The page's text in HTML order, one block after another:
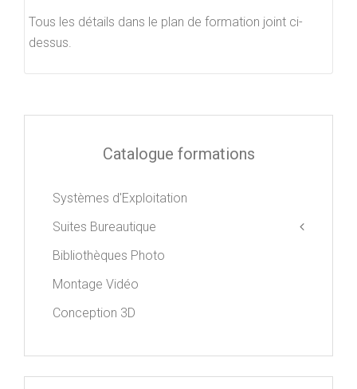
Tous les détails dans le plan de formation joint ci-
dessus.
Catalogue formations
Systèmes d'Exploitation
Suites Bureautique
Apple iWork
Libre Office
Microsoft Office
Bibliothèques Photo
Montage Vidéo
Conception 3D